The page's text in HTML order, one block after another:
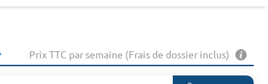
Prix TTC par semaine (Frais de dossier inclus)